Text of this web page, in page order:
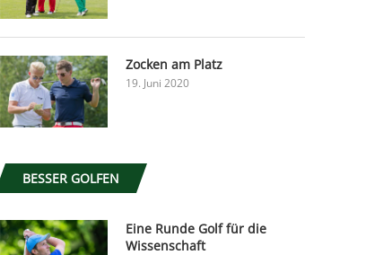
Zocken am Platz
19. Juni 2020
BESSER GOLFEN
Eine Runde Golf für die
Wissenschaft